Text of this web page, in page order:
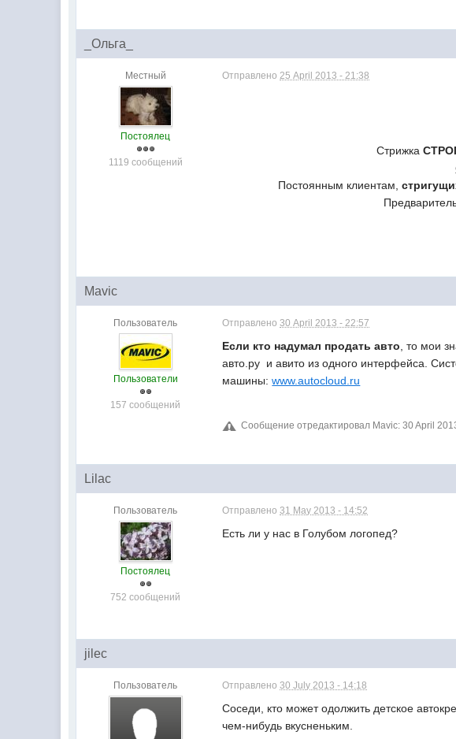
_Ольга_
Местный
Постоялец
1119 сообщений
Отправлено25 April 2013 - 21:38
Стрижка
Постоянным клиентам,
Mavic
Пользователь
Пользователи
157 сообщений
Отправлено30 April 2013 - 22:57
Если кто надумал продать авто , то мои
авто.ру и авито из одного интерфейса.
машины:www.autocloud.ru
Сообщение отредактировал Mavic: 30 April
Lilac
Пользователь
Постоялец
752 сообщений
Отправлено31 May 2013 - 14:52
Есть ли у нас в Голубом логопед?
jilec
Пользователь Отправлено30 July 2013 - 14:18
Соседи, кто может одолжить детское
чем-нибудь вкусненьким.